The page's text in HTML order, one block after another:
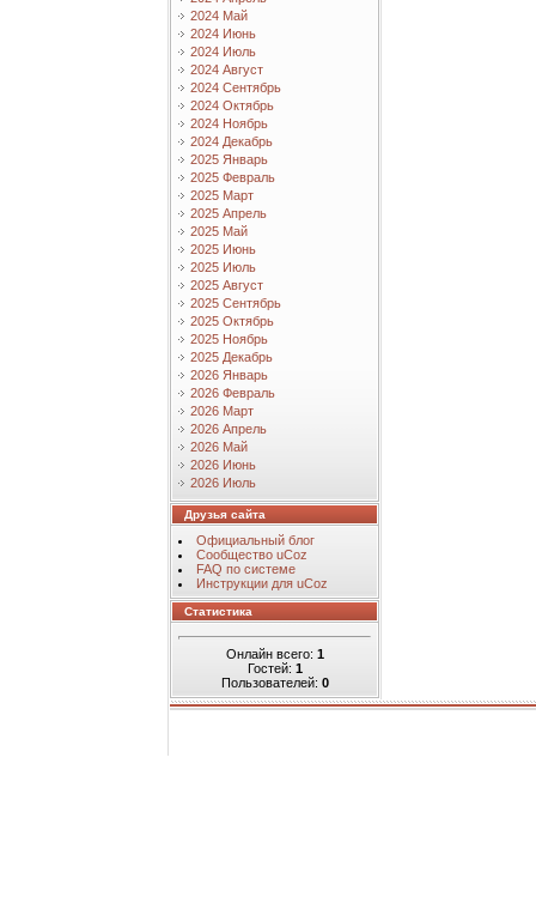
2024 Май
2024 Июнь
2024 Июль
2024 Август
2024 Сентябрь
2024 Октябрь
2024 Ноябрь
2024 Декабрь
2025 Январь
2025 Февраль
2025 Март
2025 Апрель
2025 Май
2025 Июнь
2025 Июль
2025 Август
2025 Сентябрь
2025 Октябрь
2025 Ноябрь
2025 Декабрь
2026 Январь
2026 Февраль
2026 Март
2026 Апрель
2026 Май
2026 Июнь
2026 Июль
Друзья сайта
Официальный блог
Сообщество uCoz
FAQ по системе
Инструкции для uCoz
Статистика
Онлайн всего: 1
Гостей: 1
Пользователей: 0